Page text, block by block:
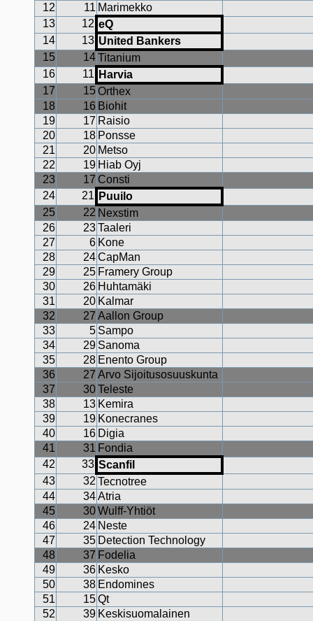
12
11 Marimekko
13
12 eQ
14
13 United Bankers
15
14Titanium
16
11 Harvia
17
15 Orthex
18
16 Biohit
19
17 Raisio
20
18 Ponsse
21
20 Metso
22
19 Hiab Oyj
23
17 Consti
24
21 Puuilo
25
22 Nexstim
26
23Taaleri
27
6 Kone
28
24CapMan
29
25 Framery Group
30
26 Huhtamäki
31
20 Kalmar
32
27 Aallon Group
33
5 Sampo
34
29 Sanoma
35
28 Enento Group
36
27 Arvo Sijoitusosuuskunta
37
30Teleste
38
13 Kemira
39
19 Konecranes
40
16 Digia
41
31 Fondia
42
33 Scanfil
43
32 Tecnotree
44
34Atria
45
30Wulff-Yhtiöt
46
24 Neste
47
35 Detection Technology
48
37 Fodelia
49
36 Kesko
50
38 Endomines
51
15Qt
52
39 Keskisuomalainen